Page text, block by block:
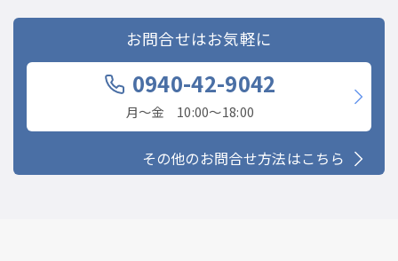
お問合せはお気軽に
0940-42-9042
月〜金 10:00〜18:00
その他のお問合せ方法はこちら